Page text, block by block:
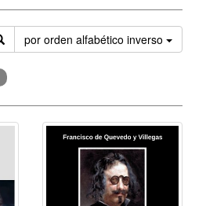
por orden alfabético inverso